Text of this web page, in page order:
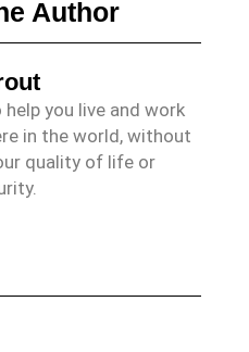
Author
help you live and work
in the world, without
quality of life or